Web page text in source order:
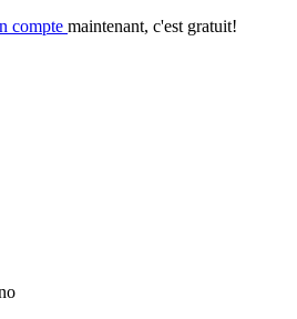
compte maintenant, c'est gratuit!